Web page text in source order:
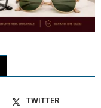
TWITTER